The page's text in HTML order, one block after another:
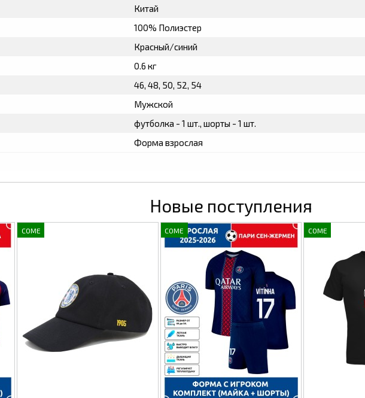
Китай
100% Полиэстер
Красный/синий
0.6 кг
46, 48, 50, 52, 54
Мужской
футболка - 1 шт., шорты - 1 шт.
Форма взрослая
Новые поступления
COME COME COME